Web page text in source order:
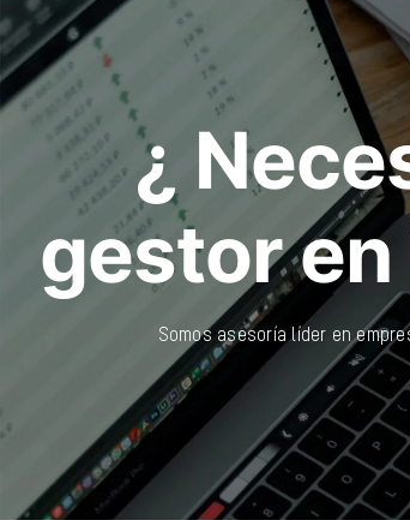
¿
gestor
Somos asesoría líder en